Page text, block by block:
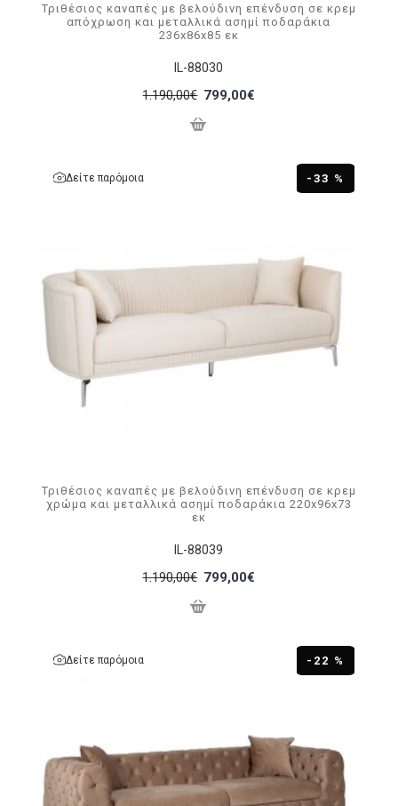
IL-88030
Τριθέσιος καναπές με βελούδινη επένδυση σε κρεμ
απόχρωση και μεταλλικά ασημί ποδαράκια
236x86x85 εκ
1.190,00€ 799,00€
-33 %
Δείτε παρόμοια
IL-88039
Τριθέσιος καναπές με βελούδινη επένδυση σε κρεμ
χρώμα και μεταλλικά ασημί ποδαράκια 220x96x73
εκ
1.190,00€ 799,00€
-22 %
Δείτε παρόμοια